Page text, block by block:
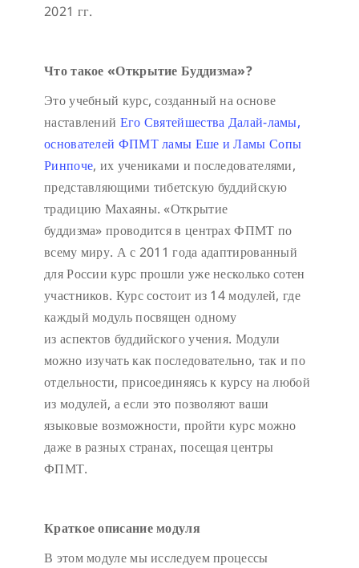
2021 гг.
Что такое «Открытие Буддизма»?
Это учебный курс, созданный на основе
наставлений Его Святейшества Далай-ламы,
основателей ФПМТ ламы Еше и Ламы Сопы
Ринпоче, их учениками и последователями,
представляющими тибетскую буддийскую
традицию Махаяны. «Открытие
буддизма» проводится в центрах ФПМТ по
всему миру. А с 2011 года адаптированный
для России курс прошли уже несколько сотен
участников. Курс состоит из 14 модулей, где
каждый модуль посвящен одному
из аспектов буддийского учения. Модули
можно изучать как последовательно, так и по
отдельности, присоединяясь к курсу на любой
из модулей, а если это позволяют ваши
языковые возможности, пройти курс можно
даже в разных странах, посещая центры
ФПМТ.
Краткое описание модуля
В этом модуле мы исследуем процессы